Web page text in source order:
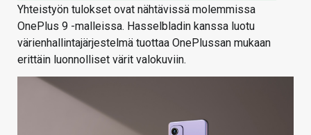
Yhteistyön tulokset ovat nähtävissä molemmissa
OnePlus 9 -malleissa. Hasselbladin kanssa luotu
värienhallintajärjestelmä tuottaa OnePlussan mukaan
erittäin luonnolliset värit valokuviin.